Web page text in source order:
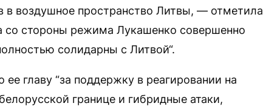
воздушное пространство Литвы, — отметила
со стороны режима Лукашенко совершенно
солидарны с Литвой“.
главу “за поддержку в реагировании на
границе и гибридные атаки,